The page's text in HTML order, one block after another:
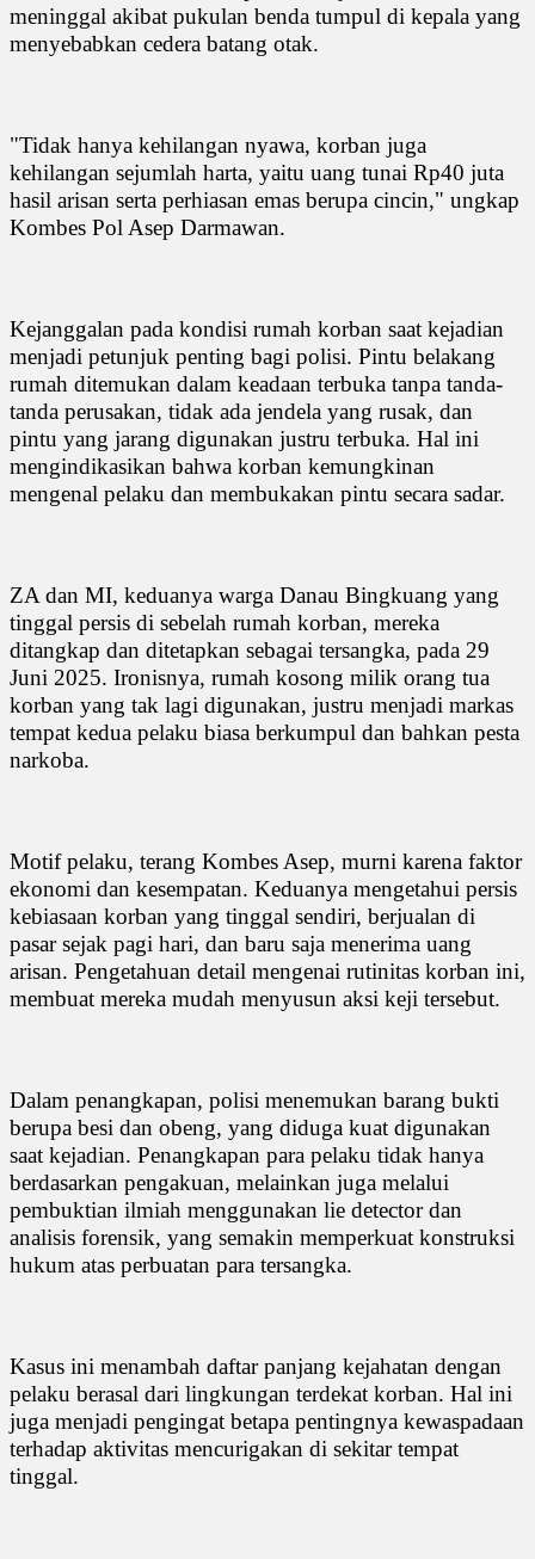
meninggal akibat pukulan benda tumpul di kepala yang
menyebabkan cedera batang otak.
"Tidak hanya kehilangan nyawa, korban juga
kehilangan sejumlah harta, yaitu uang tunai Rp40 juta
hasil arisan serta perhiasan emas berupa cincin," ungkap
Kombes Pol Asep Darmawan.
Kejanggalan pada kondisi rumah korban saat kejadian
menjadi petunjuk penting bagi polisi. Pintu belakang
rumah ditemukan dalam keadaan terbuka tanpa tanda-
tanda perusakan, tidak ada jendela yang rusak, dan
pintu yang jarang digunakan justru terbuka. Hal ini
mengindikasikan bahwa korban kemungkinan
mengenal pelaku dan membukakan pintu secara sadar.
ZA dan MI, keduanya warga Danau Bingkuang yang
tinggal persis di sebelah rumah korban, mereka
ditangkap dan ditetapkan sebagai tersangka, pada 29
Juni 2025. Ironisnya, rumah kosong milik orang tua
korban yang tak lagi digunakan, justru menjadi markas
tempat kedua pelaku biasa berkumpul dan bahkan pesta
narkoba.
Motif pelaku, terang Kombes Asep, murni karena faktor
ekonomi dan kesempatan. Keduanya mengetahui persis
kebiasaan korban yang tinggal sendiri, berjualan di
pasar sejak pagi hari, dan baru saja menerima uang
arisan. Pengetahuan detail mengenai rutinitas korban ini,
membuat mereka mudah menyusun aksi keji tersebut.
Dalam penangkapan, polisi menemukan barang bukti
berupa besi dan obeng, yang diduga kuat digunakan
saat kejadian. Penangkapan para pelaku tidak hanya
berdasarkan pengakuan, melainkan juga melalui
pembuktian ilmiah menggunakan lie detector dan
analisis forensik, yang semakin memperkuat konstruksi
hukum atas perbuatan para tersangka.
Kasus ini menambah daftar panjang kejahatan dengan
pelaku berasal dari lingkungan terdekat korban. Hal ini
juga menjadi pengingat betapa pentingnya kewaspadaan
terhadap aktivitas mencurigakan di sekitar tempat
tinggal.